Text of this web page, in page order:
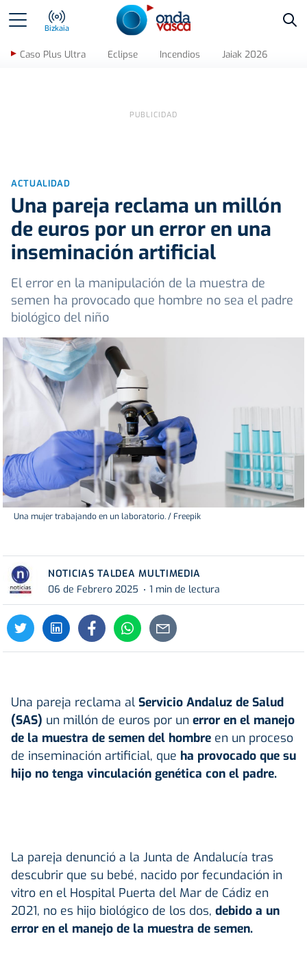
Bizkaia
Caso Plus Ultra Eclipse Incendios Jaiak 2026
ACTUALIDAD
Una pareja reclama un millón
de euros por un error en una
inseminación artificial
El error en la manipulación de la muestra de
semen ha provocado que hombre no sea el padre
biológico del niño
Una mujer trabajando en un laboratorio. / Freepik
NOTICIAS TALDEA MULTIMEDIA
06 de Febrero 2025
1 min de lectura
Una pareja reclama al Servicio Andaluz de Salud
(SAS) un millón de euros por un error en el manejo
de la muestra de semen del hombre en un proceso
de inseminación artificial, que ha provocado que su
hijo no tenga vinculación genética con el padre.
La pareja denunció a la Junta de Andalucía tras
descubrir que su bebé, nacido por fecundación in
vitro en el Hospital Puerta del Mar de Cádiz en
2021, no es hijo biológico de los dos, debido a un
error en el manejo de la muestra de semen.